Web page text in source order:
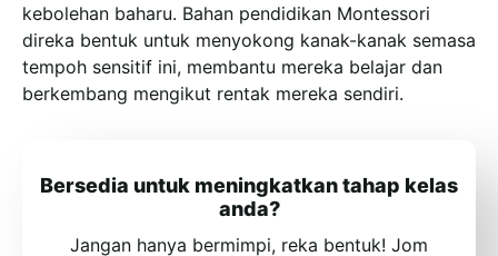
kebolehan baharu. Bahan pendidikan Montessori
direka bentuk untuk menyokong kanak-kanak semasa
tempoh sensitif ini, membantu mereka belajar dan
berkembang mengikut rentak mereka sendiri.
Bersedia untuk meningkatkan tahap kelas
anda?
Jangan hanya bermimpi, reka bentuk! Jom